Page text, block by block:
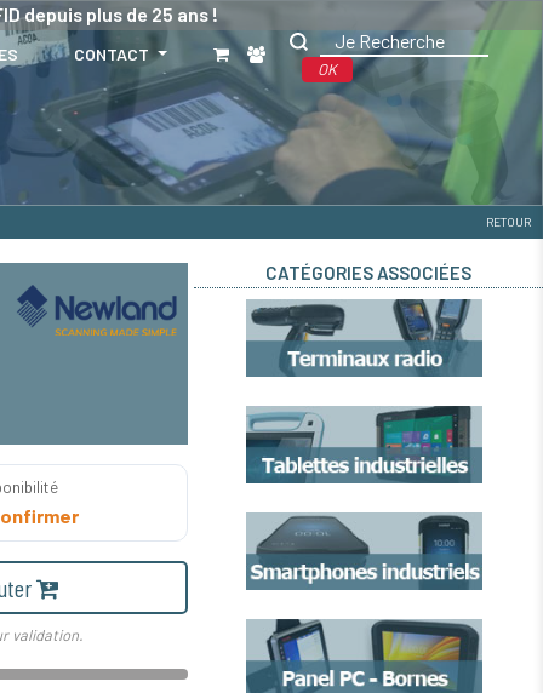
depuis plus de 25 ans !
CONTACT
OK
RETOUR
validation.
CATÉGORIES ASSOCIÉES